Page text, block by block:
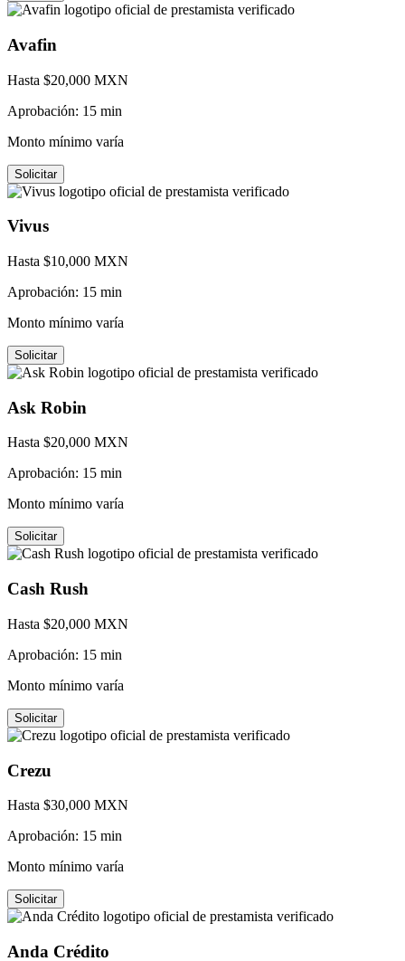
Avafin
Hasta $20,000 MXN
Aprobación: 15 min
Monto mínimo varía
Solicitar
Vivus
Hasta $10,000 MXN
Aprobación: 15 min
Monto mínimo varía
Solicitar
Ask Robin
Hasta $20,000 MXN
Aprobación: 15 min
Monto mínimo varía
Solicitar
Cash Rush
Hasta $20,000 MXN
Aprobación: 15 min
Monto mínimo varía
Solicitar
Crezu
Hasta $30,000 MXN
Aprobación: 15 min
Monto mínimo varía
Solicitar
Anda Crédito